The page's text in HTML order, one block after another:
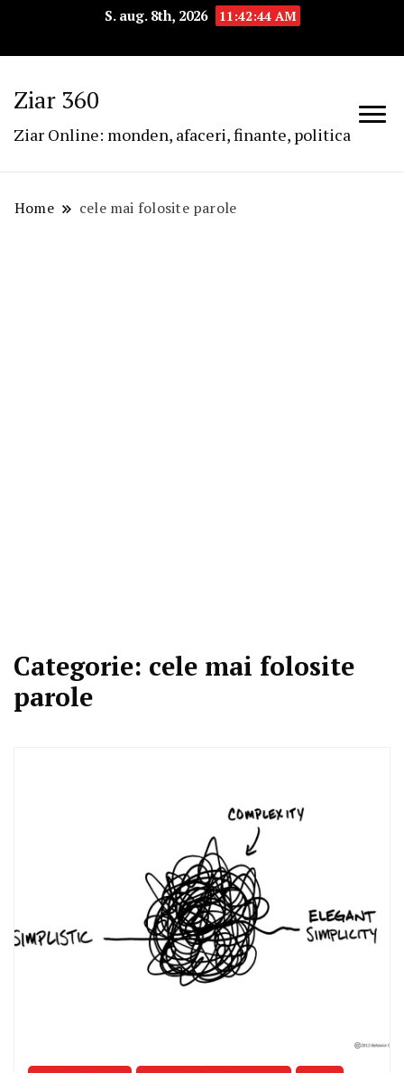
S. aug. 8th, 2026 11:42:44 AM
Ziar 360
Ziar Online: monden, afaceri, finante, politica
Home cele mai folosite parole
Categorie: cele mai folosite
parole